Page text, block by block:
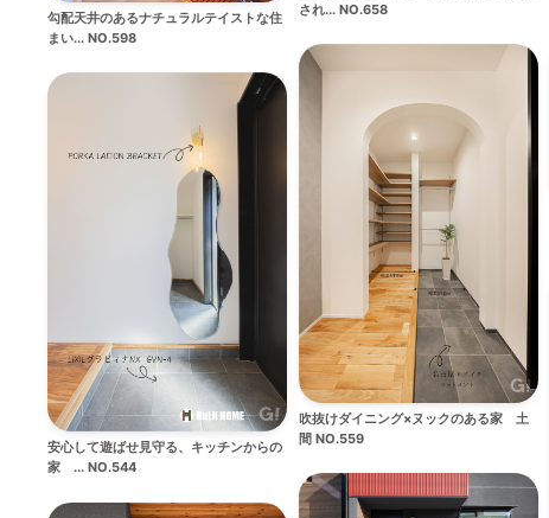
され... NO.658
勾配天井のあるナチュラルテイストな住
まい... NO.598
吹抜けダイニング×ヌックのある家 土
間 NO.559
安心して遊ばせ見守る、キッチンからの
家 ... NO.544